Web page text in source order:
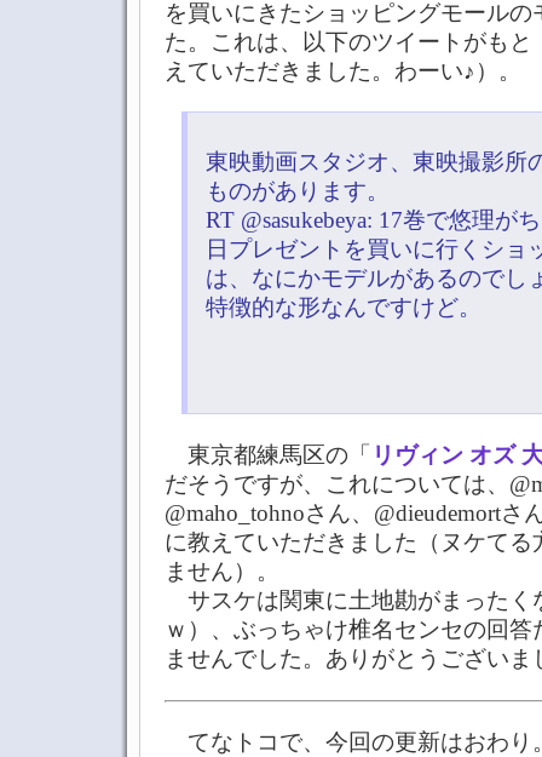
を買いにきたショッピングモール
た。これは、以下のツイートがもと
えていただきました。わーい♪）。
東映動画スタジオ、東映撮影所
ものがあります。
RT @sasukebeya: 17巻で悠理が
日プレゼントを買いに行くショ
は、なにかモデルがあるので
特徴的な形なんですけど。
東京都練馬区の「 リヴィン オズ
だそうですが、これについては、
@maho_tohnoさん、@dieudemortさ
に教えていただきました（ヌケてる
ません）。
サスケは関東に土地勘がまったく
ｗ）、ぶっちゃけ椎名センセの回
ませんでした。ありがとうござい
てなトコで、今回の更新はおわり